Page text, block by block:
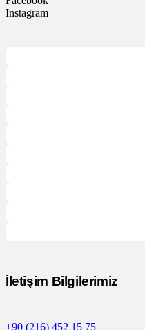
Instagram
İletişim Bilgilerimiz
+90 (216) 452 15 75